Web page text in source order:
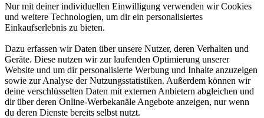
Nur mit deiner individuellen Einwilligung verwenden wir Cookies
und weitere Technologien, um dir ein personalisiertes
Einkaufserlebnis zu bieten.
Dazu erfassen wir Daten über unsere Nutzer, deren Verhalten und
Geräte. Diese nutzen wir zur laufenden Optimierung unserer
Website und um dir personalisierte Werbung und Inhalte anzuzeigen
sowie zur Analyse der Nutzungsstatistiken. Außerdem können wir
deine verschlüsselten Daten mit externen Anbietern abgleichen und
dir über deren Online-Werbekanäle Angebote anzeigen, nur wenn
du deren Dienste bereits selbst nutzt.